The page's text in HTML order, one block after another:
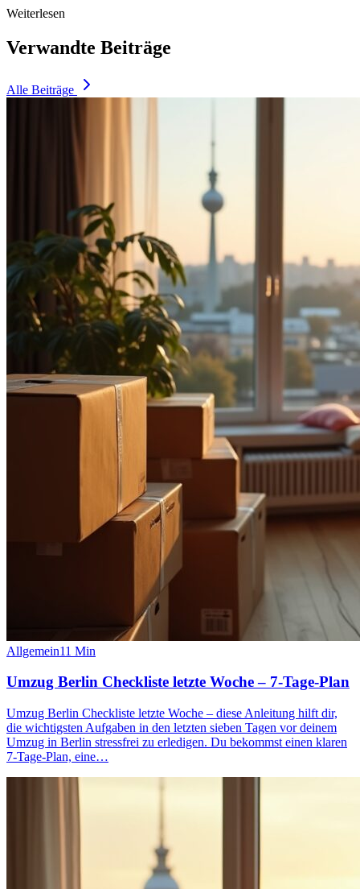
Weiterlesen
Verwandte Beiträge
Alle Beiträge
Allgemein11 Min
Umzug Berlin Checkliste letzte Woche – 7-Tage-Plan
Umzug Berlin Checkliste letzte Woche – diese Anleitung hilft dir,
die wichtigsten Aufgaben in den letzten sieben Tagen vor deinem
Umzug in Berlin stressfrei zu erledigen. Du bekommst einen klaren
7‑Tage‑Plan, eine…